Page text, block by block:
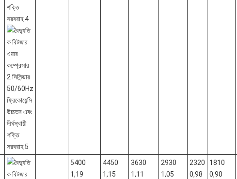
5400
1,19
4450
1,15
3630
1,11
2930
1,05
2320
0,98
1810
0,90